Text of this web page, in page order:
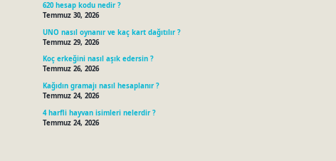
620 hesap kodu nedir ?
Temmuz 30, 2026
UNO nasıl oynanır ve kaç kart dağıtılır ?
Temmuz 29, 2026
Koç erkeğini nasıl aşık edersin ?
Temmuz 26, 2026
Kağıdın gramajı nasıl hesaplanır ?
Temmuz 24, 2026
4 harfli hayvan isimleri nelerdir ?
Temmuz 24, 2026